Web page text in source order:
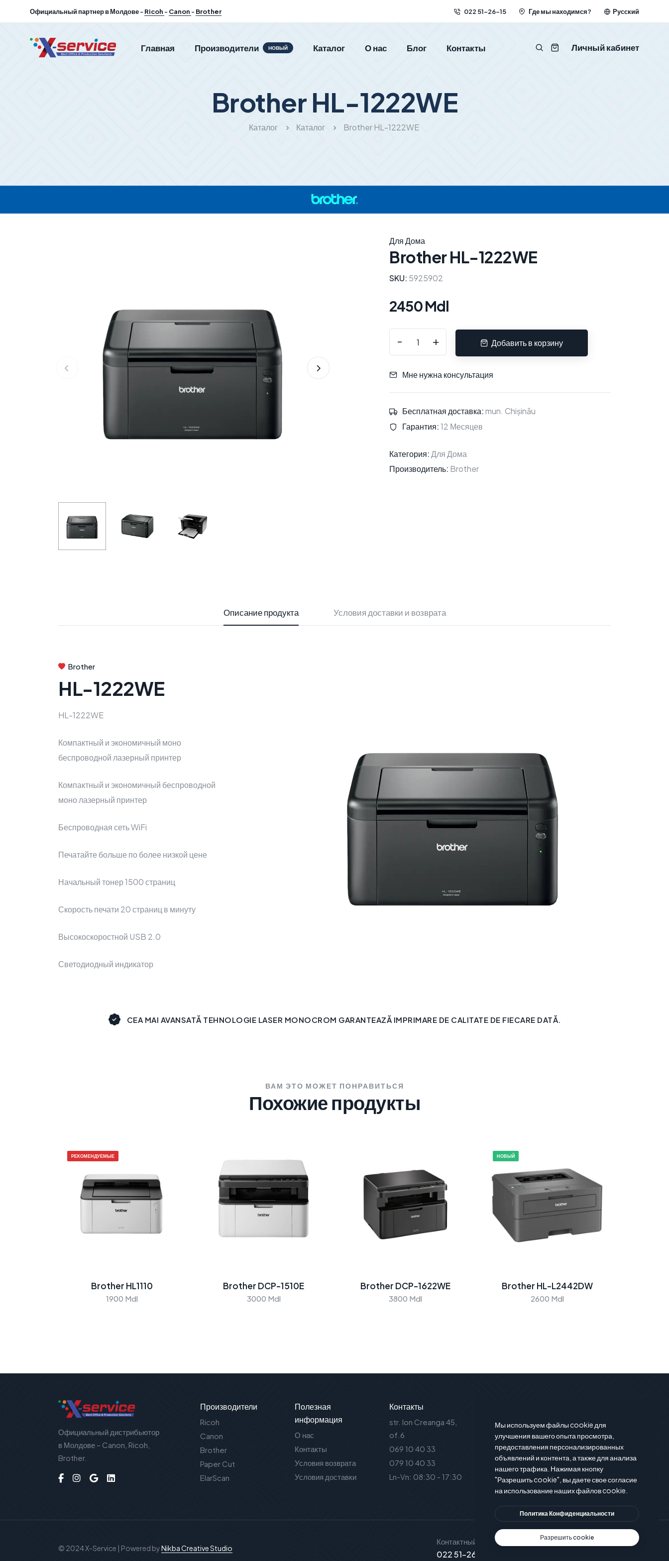
Официальный партнер в Молдове - Ricoh - Canon - Brother 022 51-26-15 Где мы находимся? Русский
Главная Производители НОВЫЙ Каталог О нас Блог Контакты Личный кабинет
Brother HL-1222WE
Каталог Каталог Brother HL-1222WE
Для Дома
Brother HL-1222WE
SKU: 5925902
2450 Mdl
- + Добавить в корзину
Мне нужна консультация
Бесплатная доставка:mun. Chișinău
Гарантия:12 Месяцев
Категория:Для Дома
Производитель: Brother
Описание продукта Условия доставки и возврата
Brother
HL-1222WE
HL-1222WE
Компактный и экономичный моно
беспроводной лазерный принтер
Компактный и экономичный беспроводной
моно лазерный принтер
Беспроводная сеть WiFi
Печатайте больше по более низкой цене
Начальный тонер 1500 страниц
Скорость печати 20 страниц в минуту
Высокоскоростной USB 2.0
Светодиодный индикатор
CEA MAI AVANSATĂ TEHNOLOGIE LASER MONOCROM GARANTEAZĂ IMPRIMARE DE CALITATE DE FIECARE DATĂ.
ВАМ ЭТО МОЖЕТ ПОНРАВИТЬСЯ
Похожие продукты
РЕКОМЕНДУЕМЫЕ
Brother HL1110
1900 Mdl
Brother DCP-1510E
3000 Mdl
Brother DCP-1622WE
3800 Mdl
НОВЫЙ
Brother HL-L2442DW
2600 Mdl
Официальный дистрибьютор
в Молдове – Canon, Ricoh,
Brother.
Производители
Ricoh
Canon
Brother
Paper Cut
ElarScan
Полезная
информация
О нас
Контакты
Условия возврата
Условия доставки
Контакты
str. Ion Creanga 45,
of.6
069 10 40 33
079 10 40 33
Ln-Vn: 08:30 - 17:30
Подпишитесь на нашу рассылку и
вы будете в курсе последние
новости и предложения.
© 2024 X-Service | Powered byNikba Creative Studio
Контактный телефон
022 51-26-15
Служба поддержки
Мы используем файлы cookie для
улучшения вашего опыта просмотра,
предоставления персонализированных
объявлений и контента, а также для анализа
нашего трафика. Нажимая кнопку
"Разрешить cookie", вы даете свое согласие
на использование наших файлов cookie.
Политика Конфиденциальности
Разрешить cookie